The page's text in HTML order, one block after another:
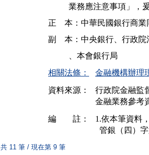
業務應注意事項」
正    本：中華民國銀行商
副    本：中央銀行、行政
相關法條：
金融機構辦理
資料來源：
行政院金融監
金融業務參考
編 註：
1.依本筆資料
共 11 筆 / 現在第 9 筆